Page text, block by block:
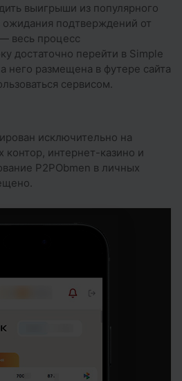
выигрыши из популярного
ожидания подтверждений от
весь процесс
достаточно перейти в Simple
него размещена в футере сайта
сервисом.
исключительно на
контор, интернет-казино и
P2PObmen в личных